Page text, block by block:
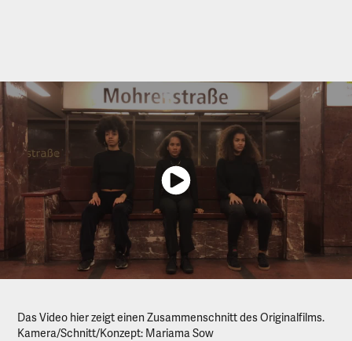
Das Video hier zeigt einen Zusammenschnitt des Originalfilms.
Kamera/Schnitt/Konzept: Mariama Sow